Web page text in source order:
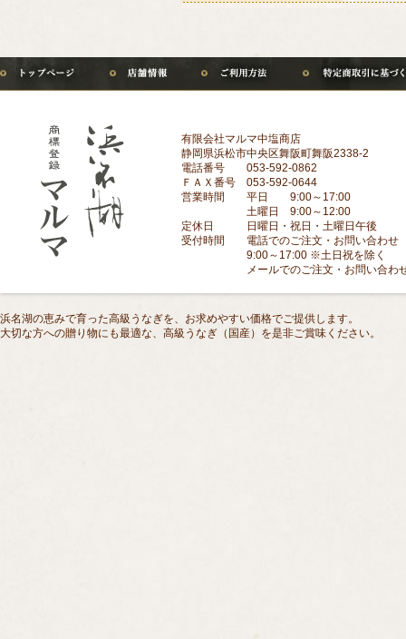
有限会社マルマ中塩商店
静岡県浜松市中央区舞阪町舞阪2338-2
電話番号 053-592-0862
ＦＡＸ番号 053-592-0644
営業時間 平日 9:00～17:00
土曜日 9:00～12:00
定休日 日曜日・祝日・土曜日午後
受付時間 電話でのご注文・お問い合わせ
9:00～17:00 ※土日祝を除く
メールでのご注文・お問い合わせに
浜名湖の恵みで育った高級うなぎを、お求めやすい価格でご提供します。
大切な方への贈り物にも最適な、高級うなぎ（国産）を是非ご賞味ください。